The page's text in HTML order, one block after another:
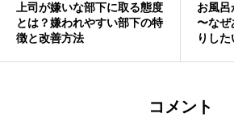
上司が嫌いな部下に取る態度
とは？嫌われやすい部下の特
徴と改善方法
お風
〜なぜ
りし
コメント